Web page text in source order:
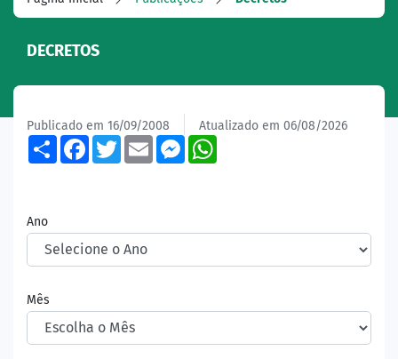
DECRETOS
Publicado em 16/09/2008 Atualizado em 06/08/2026
ShareFacebook
TwitterEmailMessenger
Ano
Mês